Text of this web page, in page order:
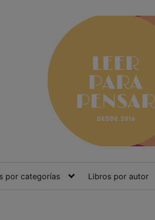
por categorías Libros por autor